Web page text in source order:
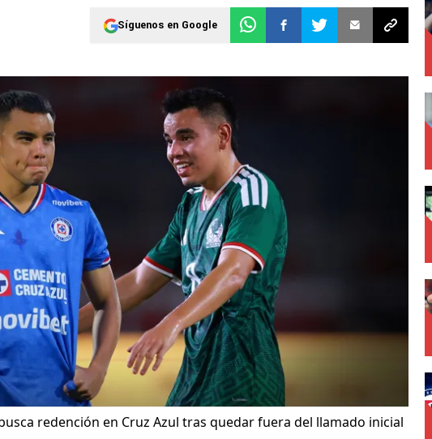
Síguenos en Google
redención en Cruz Azul tras quedar fuera del llamado inicial